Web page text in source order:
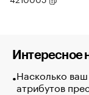
Интересное
Насколько
атрибутов